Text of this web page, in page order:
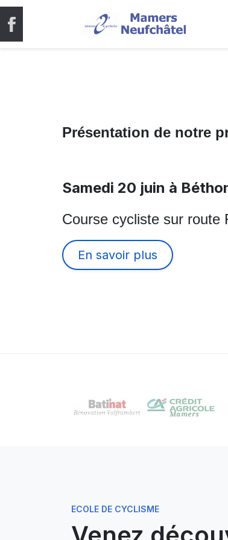
Présentation de notre
Samedi 20 juin à
Course cycliste sur route
En savoir plus
ECOLE DE CYCLISME